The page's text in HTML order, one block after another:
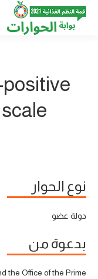
نوع الحوار
دولة عضو
بدعوة من
the Office of the Prime